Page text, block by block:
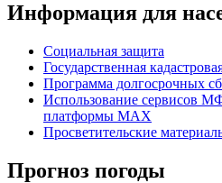
Информация для
Социальная защита
Государственная
Программа долгосрочных
Использование сервисов
платформы MAX
Просветительские
Прогноз погоды